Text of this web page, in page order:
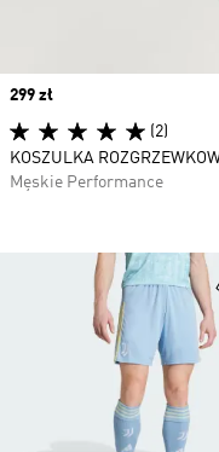
Price
299 zł
(2)
KOSZULKA
Męskie Performance